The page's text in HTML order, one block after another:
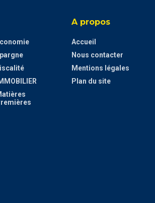
A propos
Accueil
Nous contacter
Mentions légales
Plan du site